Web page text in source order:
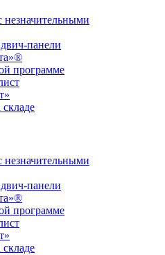
панели
программе
панели
программе